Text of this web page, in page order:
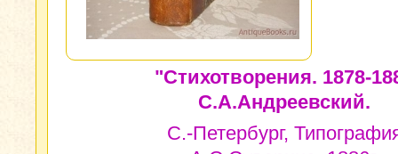
"Стихотворения. 1878-
С.А.Андреевский.
С.-Петербург,